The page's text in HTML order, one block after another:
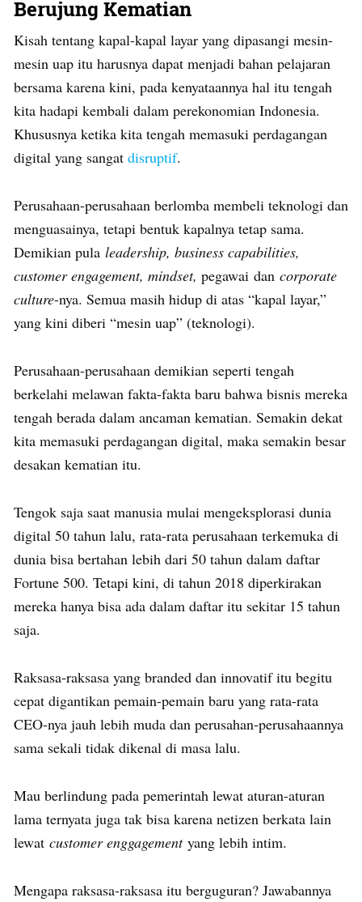
Berujung Kematian
Kisah tentang kapal-kapal layar yang dipasangi mesin-
mesin uap itu harusnya dapat menjadi bahan pelajaran
bersama karena kini, pada kenyataannya hal itu tengah
kita hadapi kembali dalam perekonomian Indonesia.
Khususnya ketika kita tengah memasuki perdagangan
digital yang sangat disruptif.
Perusahaan-perusahaan berlomba membeli teknologi dan
menguasainya, tetapi bentuk kapalnya tetap sama.
Demikian pula leadership, business capabilities,
customer engagement, mindset, pegawai dan corporate
culture-nya. Semua masih hidup di atas “kapal layar,”
yang kini diberi “mesin uap” (teknologi).
Perusahaan-perusahaan demikian seperti tengah
berkelahi melawan fakta-fakta baru bahwa bisnis mereka
tengah berada dalam ancaman kematian. Semakin dekat
kita memasuki perdagangan digital, maka semakin besar
desakan kematian itu.
Tengok saja saat manusia mulai mengeksplorasi dunia
digital 50 tahun lalu, rata-rata perusahaan terkemuka di
dunia bisa bertahan lebih dari 50 tahun dalam daftar
Fortune 500. Tetapi kini, di tahun 2018 diperkirakan
mereka hanya bisa ada dalam daftar itu sekitar 15 tahun
saja.
Raksasa-raksasa yang branded dan innovatif itu begitu
cepat digantikan pemain-pemain baru yang rata-rata
CEO-nya jauh lebih muda dan perusahan-perusahaannya
sama sekali tidak dikenal di masa lalu.
Mau berlindung pada pemerintah lewat aturan-aturan
lama ternyata juga tak bisa karena netizen berkata lain
lewat customer enggagement yang lebih intim.
Mengapa raksasa-raksasa itu berguguran? Jawabannya